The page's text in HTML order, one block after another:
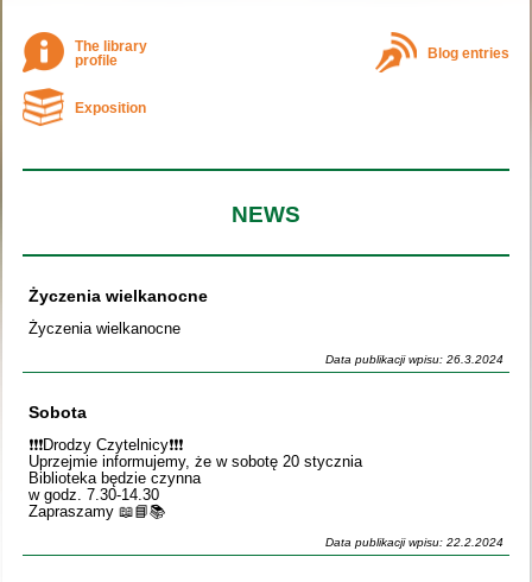
The library
profile
Blog entries
Exposition
NEWS
Życzenia wielkanocne
Życzenia wielkanocne
Data publikacji wpisu: 26.3.2024
Sobota
❗️❗️❗️Drodzy Czytelnicy❗️❗️❗️
Uprzejmie informujemy, że w sobotę 20 stycznia
Biblioteka będzie czynna
w godz. 7.30-14.30
Zapraszamy 📖📘📚
Data publikacji wpisu: 22.2.2024